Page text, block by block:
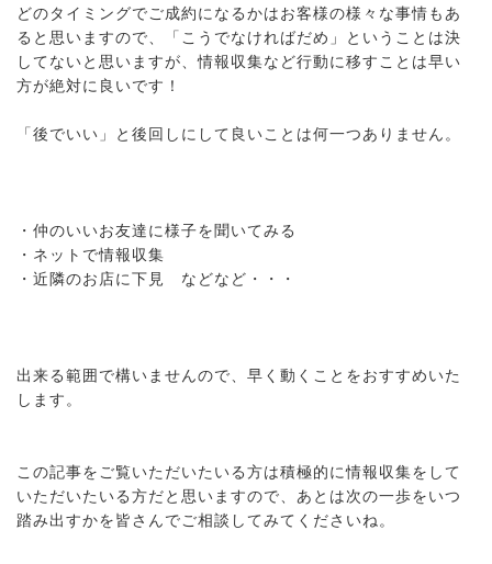
どのタイミングでご成約になるかはお客様の様々な事情もあ
ると思いますので、「こうでなければだめ」ということは決
してないと思いますが、情報収集など行動に移すことは早い
方が絶対に良いです！
「後でいい」と後回しにして良いことは何一つありません。
・仲のいいお友達に様子を聞いてみる
・ネットで情報収集
・近隣のお店に下見 などなど・・・
出来る範囲で構いませんので、早く動くことをおすすめいた
します。
この記事をご覧いただいたいる方は積極的に情報収集をして
いただいたいる方だと思いますので、あとは次の一歩をいつ
踏み出すかを皆さんでご相談してみてくださいね。